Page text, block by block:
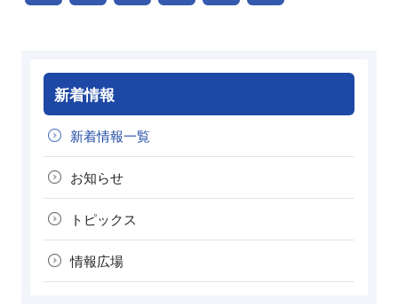
新着情報
新着情報一覧
お知らせ
トピックス
情報広場